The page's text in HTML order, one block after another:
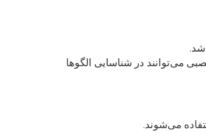
می‌توانند در شناسایی الگوها
می‌شوند.